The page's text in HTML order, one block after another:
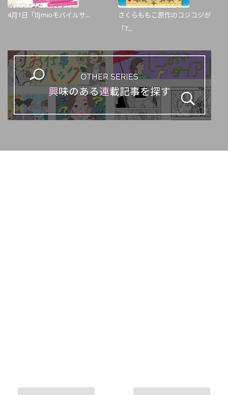
4月1日「IIJmioモバイルサ...
さくらももこ原作のコジコジが
「T...